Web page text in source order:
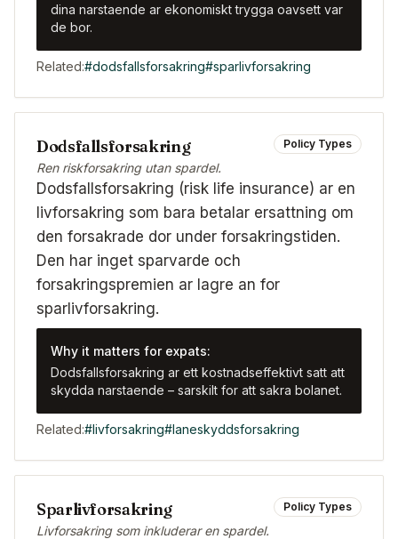
dina narstaende ar ekonomiskt trygga oavsett var
de bor.
Related:#dodsfallsforsakring#sparlivforsakring
Dodsfallsforsakring
Ren riskforsakring utan spardel.
Policy Types
Dodsfallsforsakring (risk life insurance) ar en
livforsakring som bara betalar ersattning om
den forsakrade dor under forsakringstiden.
Den har inget sparvarde och
forsakringspremien ar lagre an for
sparlivforsakring.
Why it matters for expats:
Dodsfallsforsakring ar ett kostnadseffektivt satt att
skydda narstaende – sarskilt for att sakra bolanet.
Related:#livforsakring#laneskyddsforsakring
Sparlivforsakring
Livforsakring som inkluderar en spardel.
Policy Types